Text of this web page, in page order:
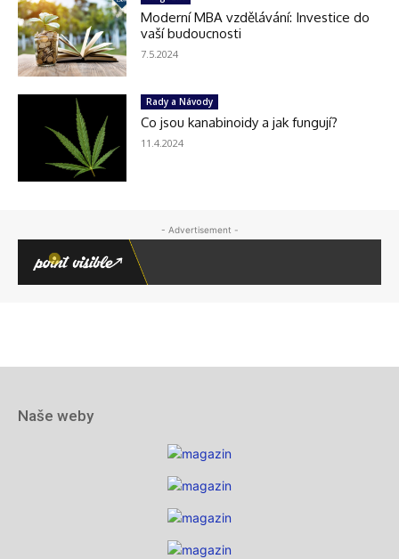
Naše weby